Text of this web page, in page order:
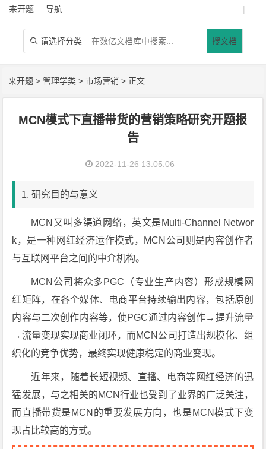
来开题 导航 |
 请选择分类 搜文档
来开题 >管理学类 >市场营销 > 正文
MCN模式下直播带货的营销策略研究开题报
告
2022-11-26 13:05:06
1. 研究目的与意义
MCN又叫多渠道网络，英文是Multi-Channel Networ
k，是一种网红经济运作模式，MCN公司则是内容创作者
与互联网平台之间的中介机构。
MCN公司将众多PGC（专业生产内容）形成规模网
红矩阵，在各个媒体、电商平台持续输出内容，包括原创
内容与二次创作内容等，使PGC通过内容创作→提升流量
→流量变现实现商业闭环，而MCN公司打造出规模化、组
织化的竞争优势，最终实现健康稳定的商业变现。
近年来，随着长短视频、直播、电商等网红经济的迅
猛发展，与之相关的MCN行业也受到了业界的广泛关注，
而直播带货是MCN的重要发展方向，也是MCN模式下变
现占比较高的方式。